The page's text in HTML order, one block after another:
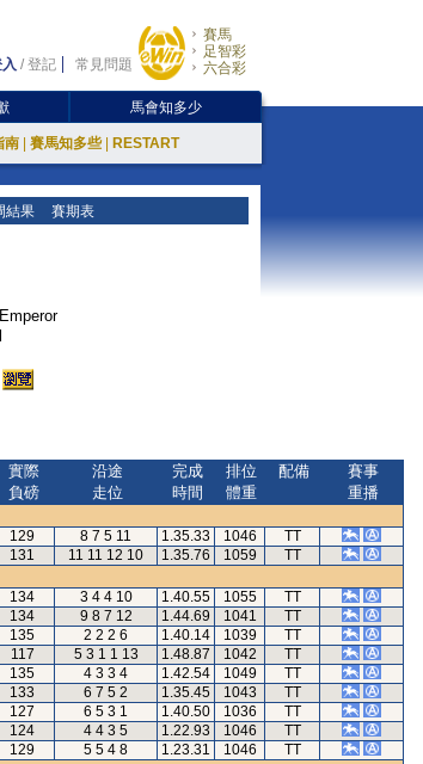
/登記 常見問題
賽馬
足智彩
六合彩
馬會知多少
南 賽馬知多些 RESTART
結果 賽期表
實際
負磅
沿途
走位
完成
時間
排位
體重
配備
賽事
重播
129 8 7 5 11 1.35.33 1046
TT
131 11 11 12 10 1.35.76 1059
TT
134 3 4 4 10 1.40.55 1055
TT
134 9 8 7 12 1.44.69 1041
TT
135 2 2 2 6 1.40.14 1039
TT
117 5 3 1 1 13 1.48.87 1042
TT
135 4 3 3 4 1.42.54 1049
TT
133 6 7 5 2 1.35.45 1043
TT
127 6 5 3 1 1.40.50 1036
TT
124 4 4 3 5 1.22.93 1046
TT
129 5 5 4 8 1.23.31 1046
TT